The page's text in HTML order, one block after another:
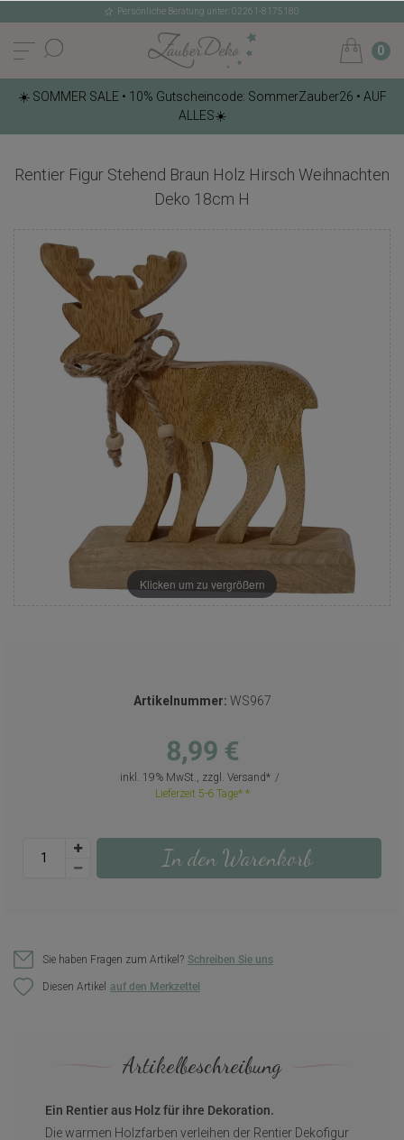
Persönliche Beratung unter: 02261-8175180
0
☀️ SOMMER SALE • 10% Gutscheincode: SommerZauber26 • AUF
ALLES☀️
Rentier Figur Stehend Braun Holz Hirsch Weihnachten
Deko 18cm H
Klicken um zu vergrößern
Artikelnummer: WS967
8,99 €
inkl. 19% MwSt., zzgl. Versand
Lieferzeit 5-6 Tage*
In den Warenkorb
Sie haben Fragen zum Artikel? Schreiben Sie uns
Diesen Artikel
Artikelbeschreibung
Ein Rentier aus Holz für ihre Dekoration.
Die warmen Holzfarben verleihen der Rentier Dekofigur